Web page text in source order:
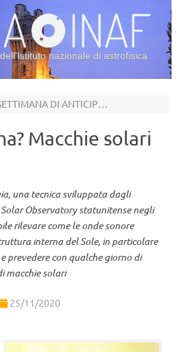
nazionale di astrofisica
PREVISTE CON UNA SETTIMANA DI ANTICIPO QUELLE DEL GIORNO DEL RINGRAZIAMENTO
Macchie solari
una tecnica sviluppata dagli
Observatory statunitense negli
rilevare come le onde sonore
interna del Sole, in particolare
prevedere con qualche giorno di
macchie solari
25/11/2020